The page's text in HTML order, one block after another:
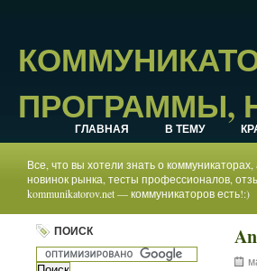
ПРОГРАММЫ,
ГЛАВНАЯ В ТЕМУ
Все, что вы хотели знать о
новинок рынка, тесты профессионалов,
kommunikatorov.net — коммуникаторов есть!:)
ПОИСК